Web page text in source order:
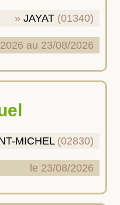
JAYAT (01340)
au 23/08/2026
MICHEL(02830)
le 23/08/2026